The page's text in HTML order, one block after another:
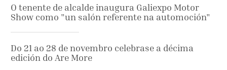
O tenente de alcalde inaugura Galiexpo Motor
Show como "un salón referente na automoción"
Do 21 ao 28 de novembro celebrase a décima
edición do Are More